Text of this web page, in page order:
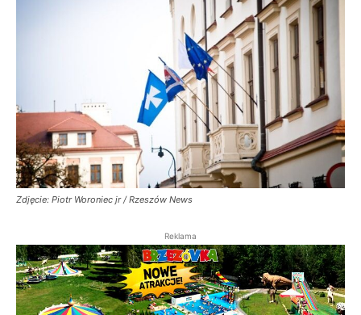
Zdjęcie: Piotr Woroniec jr / Rzeszów News
Reklama